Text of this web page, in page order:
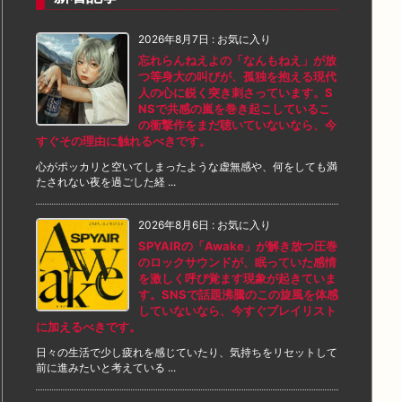
2026年8月7日 : お気に入り
忘れらんねえよの「なんもねえ」が放
つ等身大の叫びが、孤独を抱える現代
人の心に鋭く突き刺さっています。S
NSで共感の嵐を巻き起こしているこ
の衝撃作をまだ聴いていないなら、今
すぐその理由に触れるべきです。
心がポッカリと空いてしまったような虚無感や、何をしても満
たされない夜を過ごした経 ...
2026年8月6日 : お気に入り
SPYAIRの「Awake」が解き放つ圧巻
のロックサウンドが、眠っていた感情
を激しく呼び覚ます現象が起きていま
す。SNSで話題沸騰のこの旋風を体感
していないなら、今すぐプレイリスト
に加えるべきです。
日々の生活で少し疲れを感じていたり、気持ちをリセットして
前に進みたいと考えている ...